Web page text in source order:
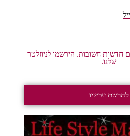
חדשות חשובות. הירשמו לניוזלטר
שלנו.
להרשם עכשיו